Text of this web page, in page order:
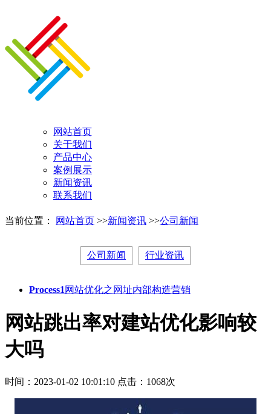
网站首页
关于我们
产品中心
案例展示
新闻资讯
联系我们
当前位置： 网站首页 >>新闻资讯 >>公司新闻
公司新闻 行业资讯
Process1 网站优化之网址内部构造营销
网站跳出率对建站优化影响较
大吗
时间：2023-01-02 10:01:10 点击：1068次